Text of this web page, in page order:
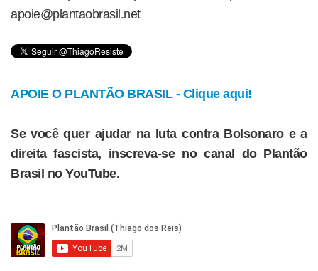
apoie@plantaobrasil.net
APOIE O PLANTÃO BRASIL - Clique aqui!
Se você quer ajudar na luta contra Bolsonaro e a
direita fascista, inscreva-se no canal do Plantão
Brasil no YouTube.